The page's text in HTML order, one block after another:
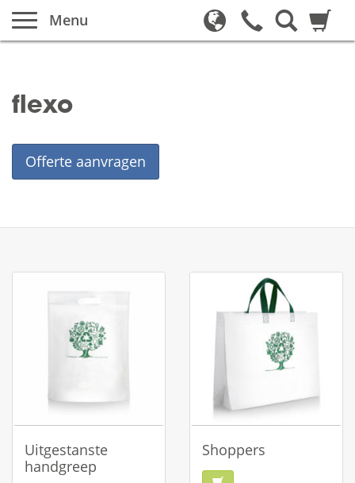
Menu
flexo
Offerte aanvragen
Uitgestanste
handgreep
Shoppers